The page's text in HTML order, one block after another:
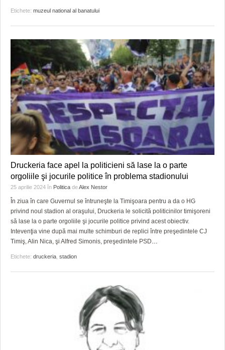
Etichete: muzeul national al banatului
Druckeria face apel la politicieni să lase la o parte
orgoliile şi jocurile politice în problema stadionului
25 aprilie 2024 în Politica deAlex Nestor
În ziua în care Guvernul se întruneşte la Timişoara pentru a da o HG
privind noul stadion al oraşului, Druckeria le solicită politicinilor timişoreni
să lase la o parte orgoliile şi jocurile politice privind acest obiectiv.
Intevenţia vine după mai multe schimburi de replici între preşedintele CJ
Timiş, Alin Nica, şi Alfred Simonis, preşedintele PSD…
Etichete: druckeria stadion